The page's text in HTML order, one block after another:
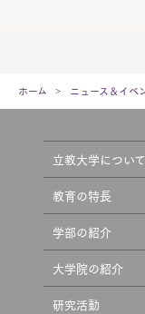
ホーム ニュース＆イベ
立教大学について
教育の特長
学部の紹介
大学院の紹介
研究活動